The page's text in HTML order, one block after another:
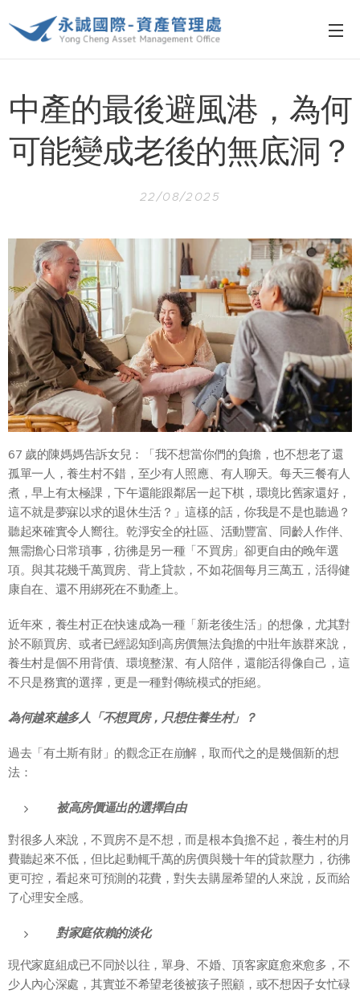
中產的最後避風港，為何
可能變成老後的無底洞？
22/08/2025
67 歲的陳媽媽告訴女兒：「我不想當你們的負擔，也不想老了還
孤單一人，養生村不錯，至少有人照應、有人聊天。每天三餐有人
煮，早上有太極課，下午還能跟鄰居一起下棋，環境比舊家還好，
這不就是夢寐以求的退休生活？」這樣的話，你我是不是也聽過？
聽起來確實令人嚮往。乾淨安全的社區、活動豐富、同齡人作伴、
無需擔心日常瑣事，彷彿是另一種「不買房」卻更自由的晚年選
項。與其花幾千萬買房、背上貸款，不如花個每月三萬五，活得健
康自在、還不用綁死在不動產上。
近年來，養生村正在快速成為一種「新老後生活」的想像，尤其對
於不願買房、或者已經認知到高房價無法負擔的中壯年族群來說，
養生村是個不用背債、環境整潔、有人陪伴，還能活得像自己，這
不只是務實的選擇，更是一種對傳統模式的拒絕。
為何越來越多人「不想買房，只想住養生村」？
過去「有土斯有財」的觀念正在崩解，取而代之的是幾個新的想
法：
被高房價逼出的選擇自由
對很多人來說，不買房不是不想，而是根本負擔不起，養生村的月
費聽起來不低，但比起動輒千萬的房價與幾十年的貸款壓力，彷彿
更可控，看起來可預測的花費，對失去購屋希望的人來說，反而給
了心理安全感。
對家庭依賴的淡化
現代家庭組成已不同於以往，單身、不婚、頂客家庭愈來愈多，不
少人內心深處，其實並不希望老後被孩子照顧，或不想因子女忙碌